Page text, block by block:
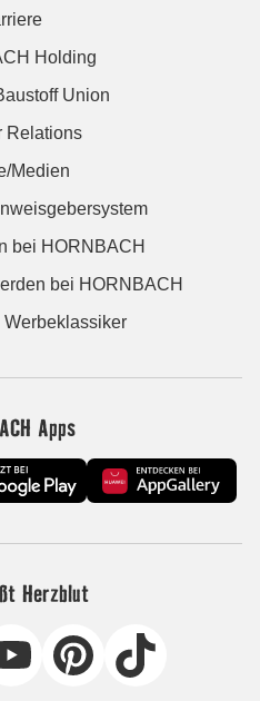
Holding
Union
Relations
Medien
bei HORNBACH
bei HORNBACH
Apps
Herzblut